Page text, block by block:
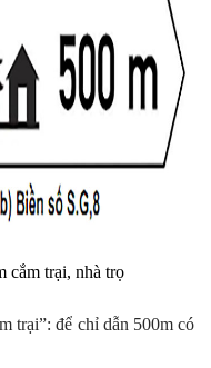
cắm trại, nhà trọ
trại”: để chỉ dẫn 500m có